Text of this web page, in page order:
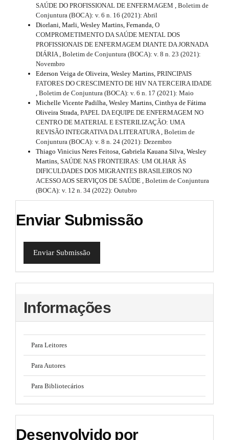
SAÚDE DO PROFISSIONAL DE ENFERMAGEM
Boletim de
Conjuntura (BOCA): v. 6 n. 16 (2021): Abril
Diorlani, Marli, Wesley Martins, Fernanda, O
COMPROMETIMENTO DA SAÚDE MENTAL DOS
PROFISSIONAIS DE ENFERMAGEM DIANTE DA JORNADA
DIÁRIA Boletim de Conjuntura (BOCA): v. 8 n. 23 (2021):
Novembro
Ederson Veiga de Oliveira, Wesley Martins, PRINCIPAIS
FATORES DO CRESCIMENTO DE HIV NA TERCEIRA IDADE
Boletim de Conjuntura (BOCA): v. 6 n. 17 (2021): Maio
Michelle Vicente Padilha, Wesley Martins, Cinthya de Fátima
Oliveira Strada, PAPEL DA EQUIPE DE ENFERMAGEM NO
CENTRO DE MATERIAL E ESTERILIZAÇÃO: UMA
REVISÃO INTEGRATIVA DA LITERATURA Boletim de
Conjuntura (BOCA): v. 8 n. 24 (2021): Dezembro
Thiago Vinicius Neres Feitosa, Gabriela Kauana Silva, Wesley
Martins, SAÚDE NAS FRONTEIRAS: UM OLHAR ÀS
DIFICULDADES DOS MIGRANTES BRASILEIROS NO
ACESSO AOS SERVIÇOS DE SAÚDE Boletim de Conjuntura
(BOCA): v. 12 n. 34 (2022): Outubro
Enviar Submissão
Enviar Submissão
Informações
Para Leitores
Para Autores
Para Bibliotecários
Desenvolvido por